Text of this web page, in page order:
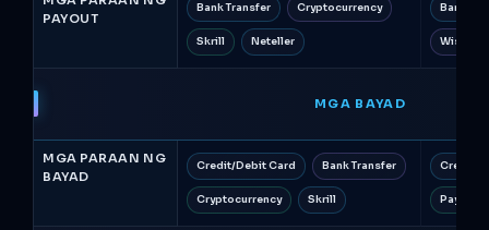
PAYOUT
Bank Transfer Cryptocurrency
Skrill Neteller
Bank
Wise
MGA BAYAD
MGA PARAAN NG
BAYAD
Credit/Debit Card Bank Transfer
Cryptocurrency Skrill
Credit/
PayPal